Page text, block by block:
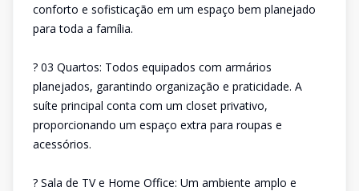
conforto e sofisticação em um espaço bem planejado
para toda a família.
? 03 Quartos: Todos equipados com armários
planejados, garantindo organização e praticidade. A
suíte principal conta com um closet privativo,
proporcionando um espaço extra para roupas e
acessórios.
? Sala de TV e Home Office: Um ambiente amplo e